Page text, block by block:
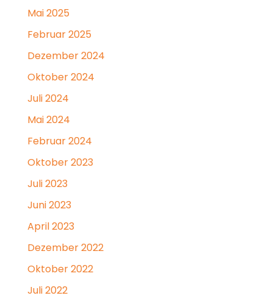
Mai 2025
Februar 2025
Dezember 2024
Oktober 2024
Juli 2024
Mai 2024
Februar 2024
Oktober 2023
Juli 2023
Juni 2023
April 2023
Dezember 2022
Oktober 2022
Juli 2022